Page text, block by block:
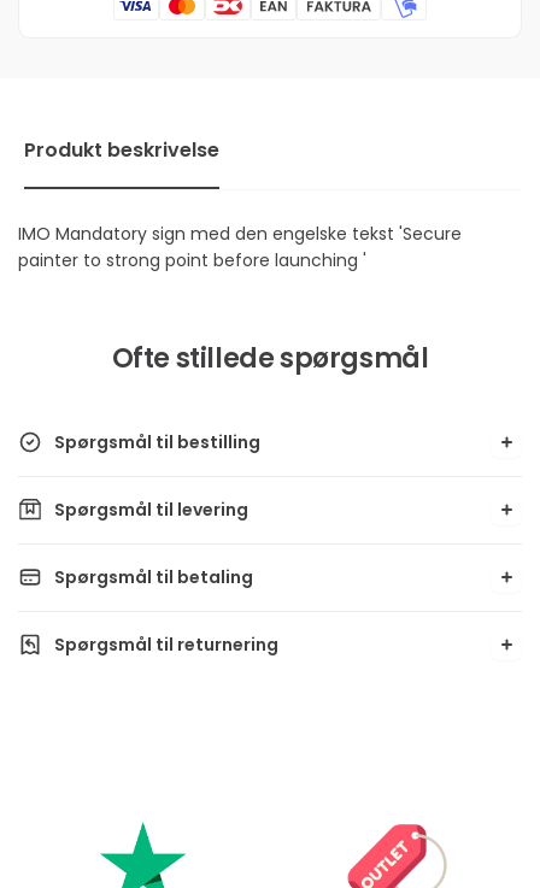
Produkt beskrivelse
IMO Mandatory sign med den engelske tekst 'Secure
painter to strong point before launching '
Ofte stillede spørgsmål
Spørgsmål til bestilling
Spørgsmål til levering
Spørgsmål til betaling
Spørgsmål til returnering